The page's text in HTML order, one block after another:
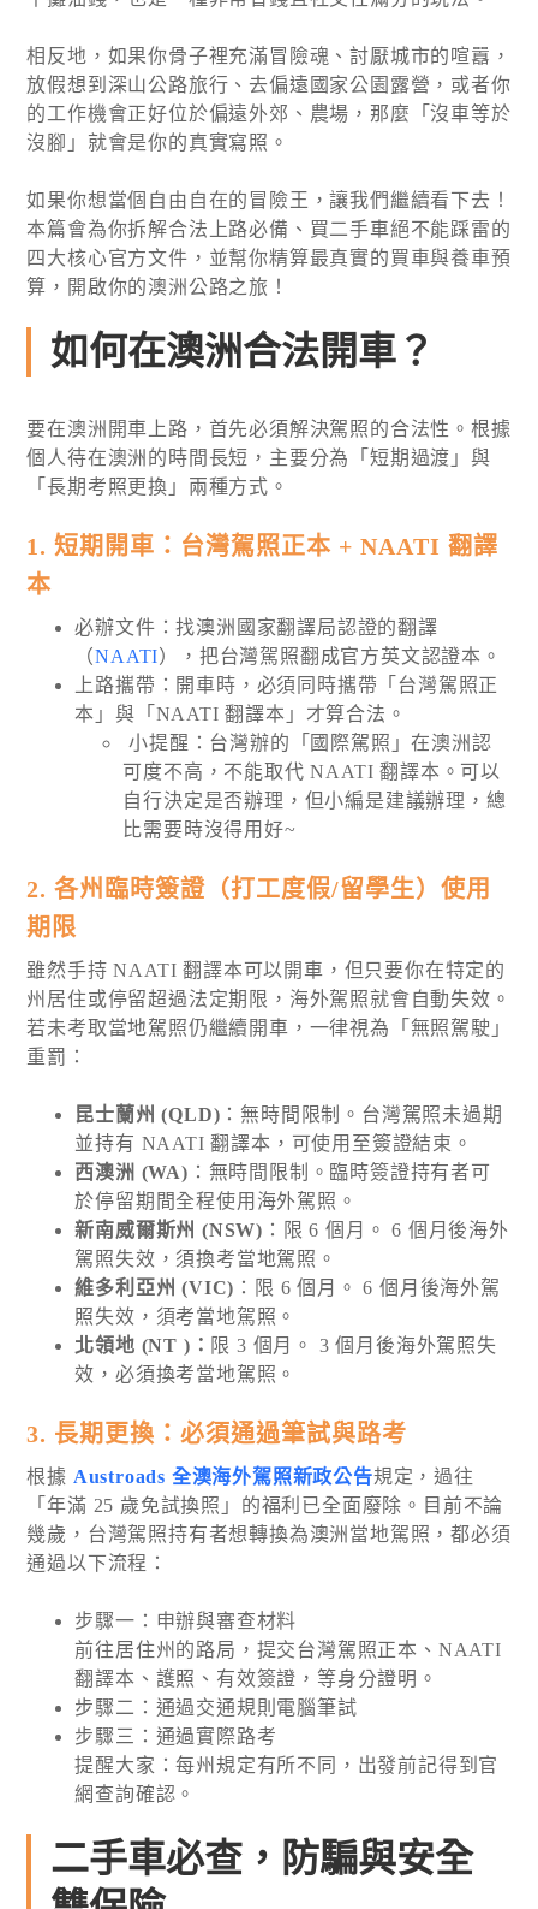
相反地，如果你骨子裡充滿冒險魂、討厭城市的喧囂，
放假想到深山公路旅行、去偏遠國家公園露營，或者你
的工作機會正好位於偏遠外郊、農場，那麼「沒車等於
沒腳」就會是你的真實寫照。
如果你想當個自由自在的冒險王，讓我們繼續看下去！
本篇會為你拆解合法上路必備、買二手車絕不能踩雷的
四大核心官方文件，並幫你精算最真實的買車與養車預
算，開啟你的澳洲公路之旅！
如何在澳洲合法開車？
要在澳洲開車上路，首先必須解決駕照的合法性。根據
個人待在澳洲的時間長短，主要分為「短期過渡」與
「長期考照更換」兩種方式。
1. 短期開車：台灣駕照正本 + NAATI 翻譯
本
必辦文件：找澳洲國家翻譯局認證的翻譯
（NAATI），把台灣駕照翻成官方英文認證本。
上路攜帶：開車時，必須同時攜帶「台灣駕照正
本」與「NAATI 翻譯本」才算合法。
小提醒：台灣辦的「國際駕照」在澳洲認
可度不高，不能取代 NAATI 翻譯本。可以
自行決定是否辦理，但小編是建議辦理，總
比需要時沒得用好~
2. 各州臨時簽證（打工度假/留學生）使用
期限
雖然手持 NAATI 翻譯本可以開車，但只要你在特定的
州居住或停留超過法定期限，海外駕照就會自動失效。
若未考取當地駕照仍繼續開車，一律視為「無照駕駛」
重罰：
昆士蘭州 (QLD) ：無時間限制。台灣駕照未過期
並持有 NAATI 翻譯本，可使用至簽證結束。
西澳洲 (WA) ：無時間限制。臨時簽證持有者可
於停留期間全程使用海外駕照。
新南威爾斯州 (NSW) ：限 6 個月。 6 個月後海外
駕照失效，須換考當地駕照。
維多利亞州 (VIC) ：限 6 個月。 6 個月後海外駕
照失效，須考當地駕照。
北領地 (NT )： 限 3 個月。 3 個月後海外駕照失
效，必須換考當地駕照。
3. 長期更換：必須通過筆試與路考
根據 Austroads 全澳海外駕照新政公告規定，過往
「年滿 25 歲免試換照」的福利已全面廢除。目前不論
幾歲，台灣駕照持有者想轉換為澳洲當地駕照，都必須
通過以下流程：
步驟一：申辦與審查材料
前往居住州的路局，提交台灣駕照正本、NAATI
翻譯本、護照、有效簽證，等身分證明。
步驟二：通過交通規則電腦筆試
步驟三：通過實際路考
提醒大家：每州規定有所不同，出發前記得到官
網查詢確認。
二手車必查，防騙與安全